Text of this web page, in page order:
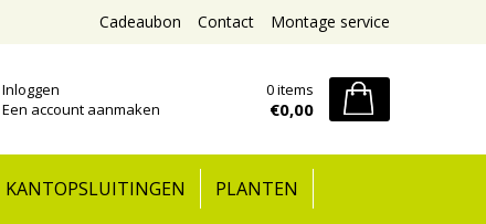
Montage service
Contact
Cadeaubon
Inloggen
Een account aanmaken
0 items
€0,00
KANTOPSLUITINGEN PLANTEN